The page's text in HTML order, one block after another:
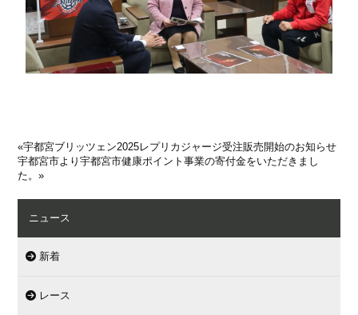
«宇都宮ブリッツェン2025レプリカジャージ受注販売開始のお知らせ
宇都宮市より宇都宮市健康ポイント事業の寄付金をいただきまし
た。»
ニュース
新着
レース